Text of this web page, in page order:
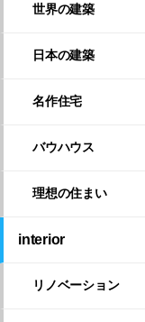
世界の建築
日本の建築
名作住宅
バウハウス
理想の住まい
interior
リノベーション